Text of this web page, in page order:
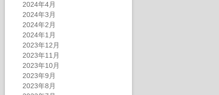
2024年4月
2024年3月
2024年2月
2024年1月
2023年12月
2023年11月
2023年10月
2023年9月
2023年8月